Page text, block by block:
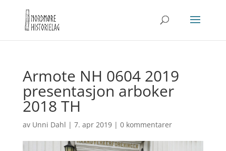
Armote NH 0604 2019
presentasjon arboker
2018 TH
av Unni Dahl | 7. apr 2019| 0 kommentarer